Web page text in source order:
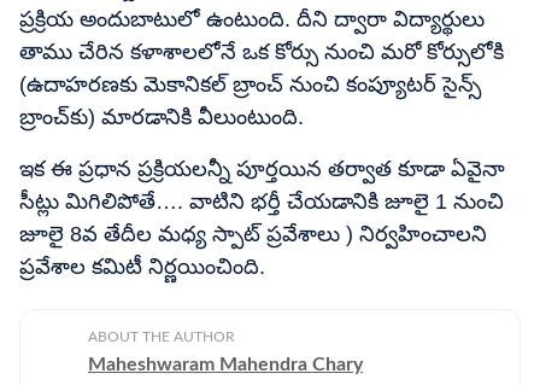
ప్రక్రియ అందుబాటులో ఉంటుంది. దీని ద్వారా విద్యార్థులు
తాము చేరిన కళాశాలలోనే ఒక కోర్సు నుంచి మరో కోర్సులోకి
(ఉదాహరణకు మెకానికల్ బ్రాంచ్ నుంచి కంప్యూటర్ సైన్స్
బ్రాంచ్‌కు) మారడానికి వీలుంటుంది.
ఇక ఈ ప్రధాన ప్రక్రియలన్నీ పూర్తయిన తర్వాత కూడా ఏవైనా
సీట్లు మిగిలిపోతే…. వాటిని భర్తీ చేయడానికి జూలై 1 నుంచి
జూలై 8వ తేదీల మధ్య స్పాట్ ప్రవేశాలు ) నిర్వహించాలని
ప్రవేశాల కమిటీ నిర్ణయించింది.
ABOUT THE AUTHOR
Maheshwaram Mahendra Chary